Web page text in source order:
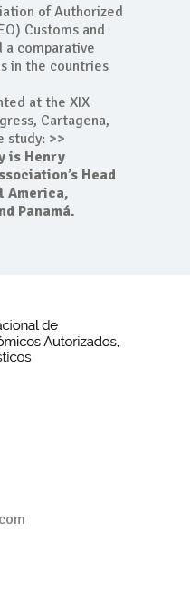
of Authorized
Customs and
a comparative
in the countries
at the XIX
Cartagena,
study: >>
is Henry
Head
America,
Panamá.